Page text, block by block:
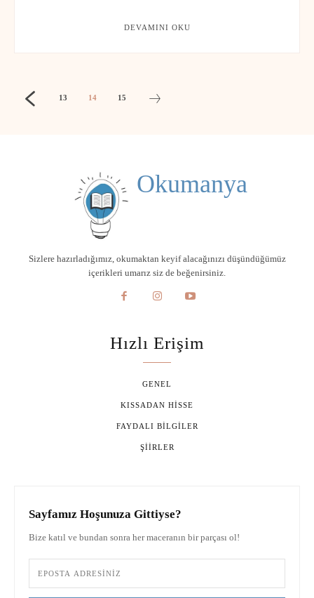
DEVAMINI OKU
13 14 15
Okumanya
Sizlere hazırladığımız, okumaktan keyif alacağınızı düşündüğümüz
içerikleri umarız siz de beğenirsiniz.
Hızlı Erişim
GENEL
KISSADAN HISSE
FAYDALI BILGILER
ŞIIRLER
Sayfamız Hoşunuza Gittiyse?
Bize katıl ve bundan sonra her maceranın bir parçası ol!